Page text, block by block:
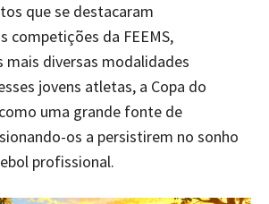
que se destacaram
competições da FEEMS,
mais diversas modalidades
jovens atletas, a Copa do
uma grande fonte de
os a persistirem no sonho
profissional.